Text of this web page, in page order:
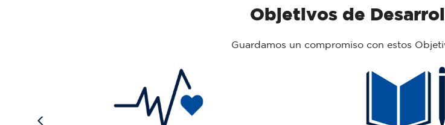
Objetivos de
Guardamos un compromiso con estos